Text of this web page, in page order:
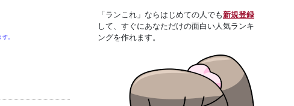
。
「ランこれ」ならはじめての人でも新規登録
して、すぐにあなただけの面白い人気ランキ
ングを作れます。